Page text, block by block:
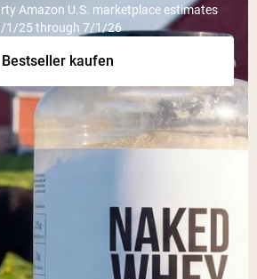
Amazon U.S. marketplace estimates
1/25 through 7/1/26
Bestseller kaufen